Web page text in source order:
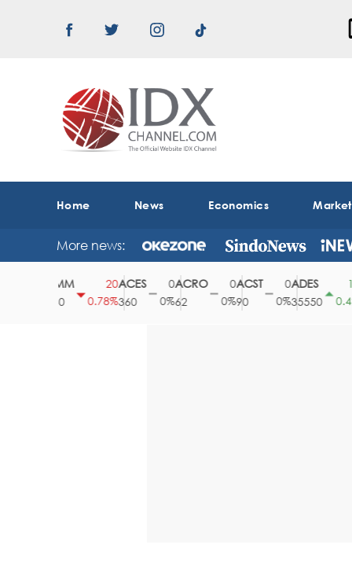
Home News Economics
More news:
0.78%
ACES
360
ACRO
62
ACST
90
ADES
35550
0.42%